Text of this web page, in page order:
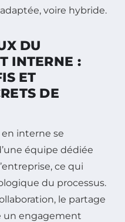
voire hybride.
DU
INTERNE :
ET
DE
interne se
équipe dédiée
ce qui
du processus.
le partage
un engagement